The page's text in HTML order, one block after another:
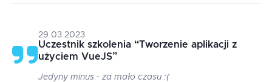
29.03.2023
Uczestnik szkolenia “Tworzenie aplikacji z
użyciem VueJS”
Jedyny minus - za mało czasu :(